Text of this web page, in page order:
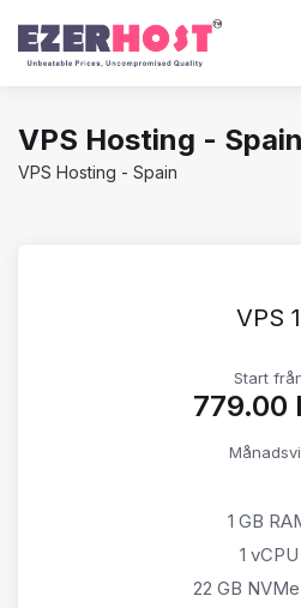
VPS Hosting - Spain
VPS Hosting - Spain
VPS 1
Start
₹779.00
1 GB
1 vCPU
22 GB